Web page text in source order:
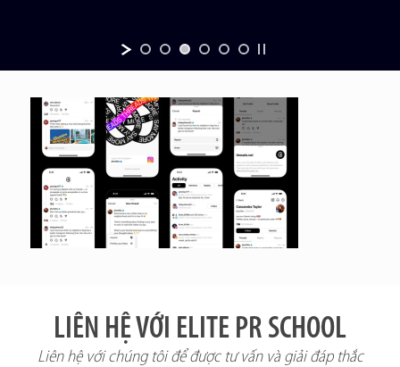
LIÊN HỆ VỚI ELITE PR SCHOOL
Liên hệ với chúng tôi để được tư vấn và giải đáp thắc